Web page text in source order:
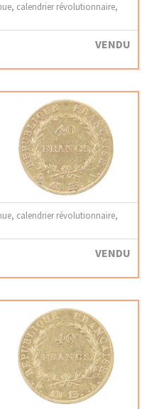
calendrier révolutionnaire,
VENDU
calendrier révolutionnaire,
VENDU